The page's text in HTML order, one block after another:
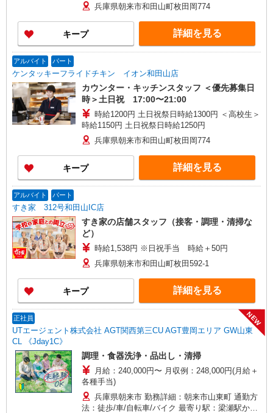
兵庫県朝来市和田山町枚田岡774
キープ 詳細を見る
アルバイト パート
ケンタッキーフライドチキン イオン和田山店
カウンター・キッチンスタッフ ＜優先募集日
時＞土日祝 17:00〜21:00
時給1200円 土日祝祭日時給1300円 ＜高校生＞
時給1150円 土日祝祭日時給1250円
兵庫県朝来市和田山町枚田岡774
キープ 詳細を見る
アルバイト パート
すき家 312号和田山IC店
すき家の店舗スタッフ（接客・調理・清掃な
ど）
時給1,538円 ※日祝手当 時給＋50円
兵庫県朝来市和田山町枚田592-1
キープ 詳細を見る
正社員
UTエージェント株式会社 AGT関西第三CU AGT豊岡エリア GW山東
CL 《Jday1C》
NEW
調理・食器洗浄・品出し・清掃
月給：240,000円〜 月収例：248,000円(月給＋
各種手当)
兵庫県朝来市 勤務詳細：朝来市山東町 通勤方
法：徒歩/車/自転車/バイク 最寄り駅：梁瀬駅から